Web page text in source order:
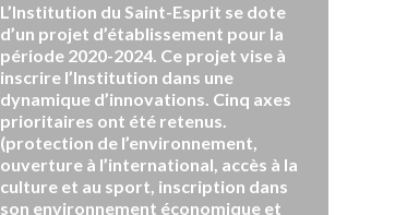
L’Institution du Saint-Esprit se dote
d’un projet d’établissement pour la
période 2020-2024. Ce projet vise à
inscrire l’Institution dans une
dynamique d’innovations. Cinq axes
prioritaires ont été retenus.
(protection de l’environnement,
ouverture à l’international, accès à la
culture et au sport, inscription dans
son environnement économique et